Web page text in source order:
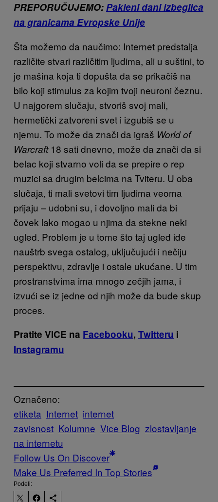
PREPORUČUJEMO:Pakleni dani izbeglica
na granicama Evropske Unije
Šta možemo da naučimo: Internet predstalja
različite stvari različitim ljudima, ali u suštini, to
je mašina koja ti dopušta da se prikačiš na
bilo koji stimulus za kojim tvoji neuroni čeznu.
U najgorem slučaju, stvoriš svoj mali,
hermetički zatvoreni svet i izgubiš se u
njemu. To može da znači da igraš World of
Warcraft18 sati dnevno, može da znači da si
belac koji stvarno voli da se prepire o rep
muzici sa drugim belcima na Tviteru. U oba
slučaja, ti mali svetovi tim ljudima veoma
prijaju – udobni su, i dovoljno mali da bi
čovek lako mogao u njima da stekne neki
ugled. Problem je u tome što taj ugled ide
nauštrb svega ostalog, uključujući i nečiju
perspektivu, zdravlje i ostale ukućane. U tim
prostranstvima ima mnogo zečjih jama, i
izvući se iz jedne od njih može da bude skup
proces.
Pratite VICE na Facebooku, Twitteru i
Instagramu
Označeno:
etiketa Internet internet
zavisnost Kolumne Vice Blog zlostavljanje
na internetu
Follow Us On Discover
Make Us Preferred In Top Stories
Podeli: